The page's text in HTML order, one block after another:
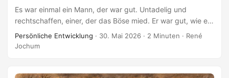
Es war einmal ein Mann, der war gut. Untadelig und
rechtschaffen, einer, der das Böse mied. Er war gut, wie ein
Stein still ist — von Geburt an, ohne dass er je gewählt
hätte. Da kamen die bösen Kräfte. Sie nahmen ihm zuerst
Persönliche Entwicklung · 30. Mai 2026 · 2 Minuten · René
Jochum